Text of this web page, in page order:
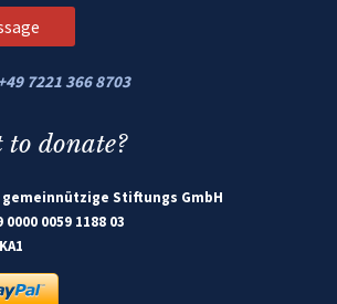
7221 366 8703
to donate?
Stiftungs GmbH
0000 0059 1188 03